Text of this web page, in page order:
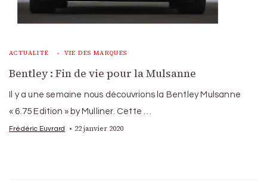
ACTUALITÉ VIE DES MARQUES
Bentley : Fin de vie pour la Mulsanne
Il y a une semaine nous découvrions la Bentley Mulsanne
« 6.75 Edition » by Mulliner. Cette …
Frédéric Euvrard 22 janvier 2020